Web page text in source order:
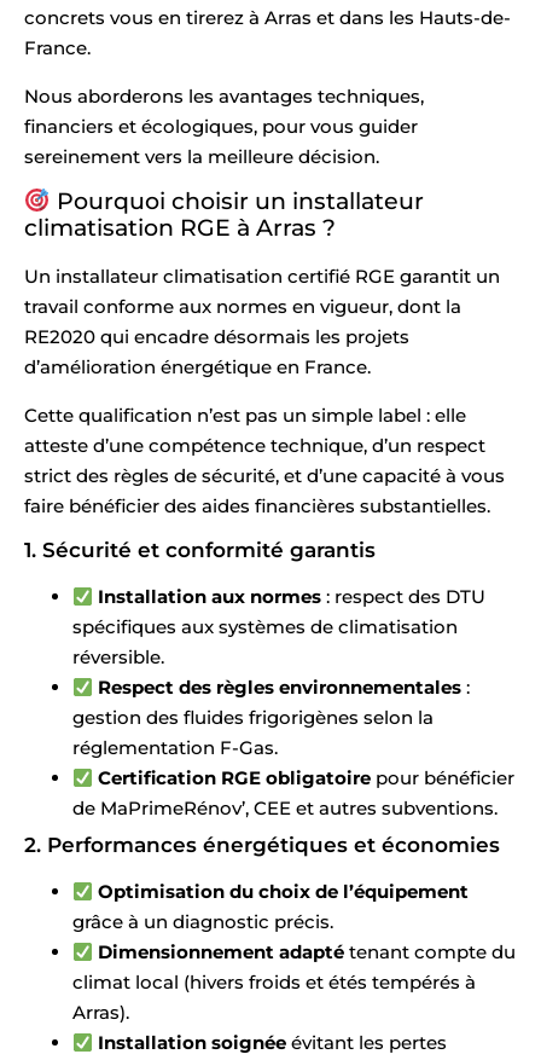
concrets vous en tirerez à Arras et dans les Hauts-de-
France.
Nous aborderons les avantages techniques,
financiers et écologiques, pour vous guider
sereinement vers la meilleure décision.
Pourquoi choisir un installateur
climatisation RGE à Arras ?
Un installateur climatisation certifié RGE garantit un
travail conforme aux normes en vigueur, dont la
RE2020 qui encadre désormais les projets
d’amélioration énergétique en France.
Cette qualification n’est pas un simple label : elle
atteste d’une compétence technique, d’un respect
strict des règles de sécurité, et d’une capacité à vous
faire bénéficier des aides financières substantielles.
1. Sécurité et conformité garantis
Installation aux normes : respect des DTU
spécifiques aux systèmes de climatisation
réversible.
Respect des règles environnementales :
gestion des fluides frigorigènes selon la
réglementation F-Gas.
Certification RGE obligatoire pour bénéficier
de MaPrimeRénov’, CEE et autres subventions.
2. Performances énergétiques et économies
Optimisation du choix de l’équipement
grâce à un diagnostic précis.
Dimensionnement adapté tenant compte du
climat local (hivers froids et étés tempérés à
Arras).
Installation soignée évitant les pertes